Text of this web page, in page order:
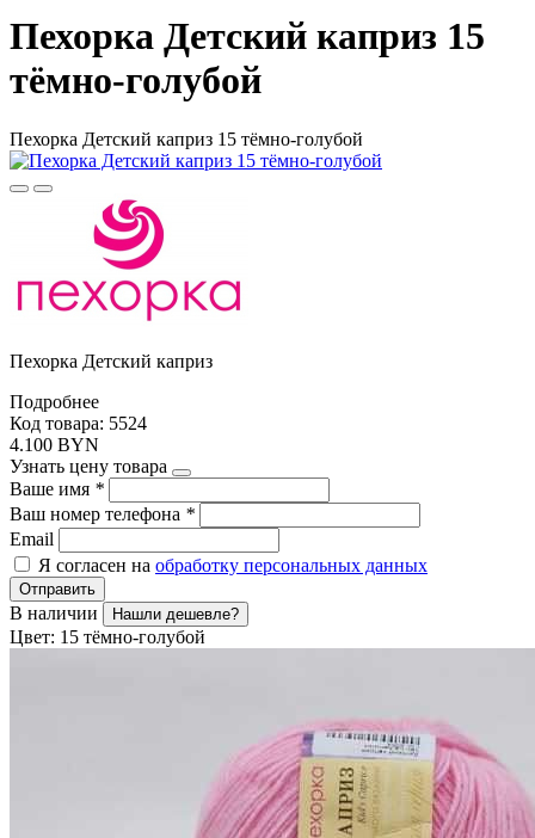
Пехорка Детский каприз 15
тёмно-голубой
Пехорка Детский каприз 15 тёмно-голубой
Пехорка Детский каприз
Подробнее
Код товара: 5524
4.100 BYN
Узнать цену товара
Ваше имя *
Ваш номер телефона *
Email
Я согласен на обработку персональных данных
Отправить
В наличии Нашли дешевле?
Цвет: 15 тёмно-голубой